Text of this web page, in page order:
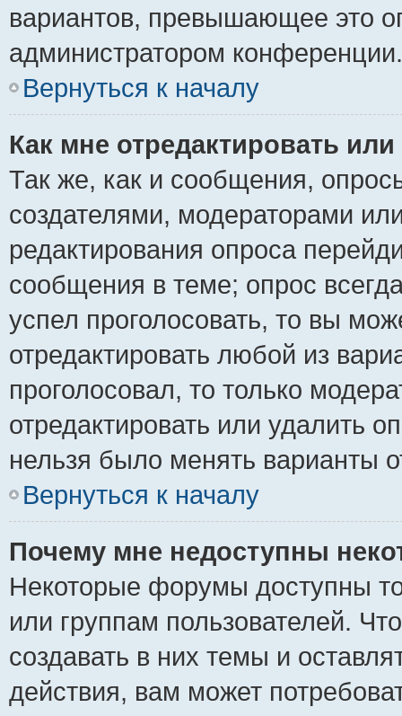
вариантов, превышающее это
администратором конференции.
Вернуться к началу
Как мне отредактировать
Так же, как и сообщения,
создателями, модераторами
редактирования опроса
сообщения в теме; опрос
успел проголосовать, то вы
отредактировать любой из
проголосовал, то только
отредактировать или удалить
нельзя было менять варианты
Вернуться к началу
Почему мне недоступны
Некоторые форумы доступны
или группам пользователей.
создавать в них темы и
действия, вам может